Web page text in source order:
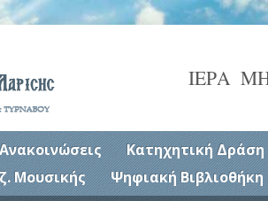
ΙΕΡΑ
Ανακοινώσεις Κατηχητική Δράση
Μουσικής Ψηφιακή Βιβλιοθήκη